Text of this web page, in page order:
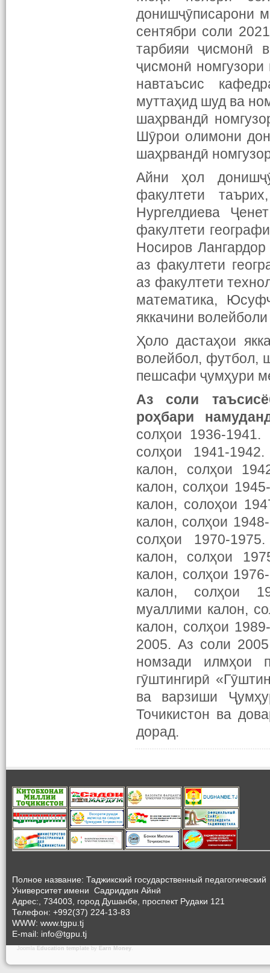
донишҷӯписарони
сентябри соли
тарбияи ҷисмонӣ
ҷисмонӣ
навтаъсис
муттаҳид шуд ва
шаҳрвандӣ
Шӯрои олимони
шаҳрвандӣ
Айни ҳол
факултети
Нургелдиева
факултети
Носиров
аз факултети
аз факултети
математика,
яккачини
Ҳоло дастаҳои
волейбол, футбол,
пешсафи ҷумҳури
Аз соли
роҳбари
солҳои 1936-
солҳои 1941-
калон, солҳои
калон, солҳои
калон, солоҳои
калон, солҳои
солҳои 1970-
калон, солҳои
калон, солҳои
калон, солҳои
муаллими калон,
калон, солҳои
2005. Аз соли
номзади илмҳои
гӯштингирӣ
ва варзиши
Точикистон ва
дорад.
Полное название: Таджикский государственный педагогический
Университет имени Садриддин Айнӣ
Адрес:, 734003, город Душанбе, проспект Рудаки 121
Телефон: +992(37) 224-13-83
WWW: www.tgpu.tj
E-mail: info@tgpu.tj
Joomla Education template by Earn Money.